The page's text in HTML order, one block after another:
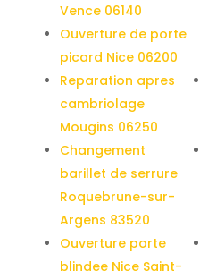
Vence 06140
Ouverture de porte
picard Nice 06200
Reparation apres
cambriolage
Mougins 06250
Changement
barillet de serrure
Roquebrune-sur-
Argens 83520
Ouverture porte
blindee Nice Saint-